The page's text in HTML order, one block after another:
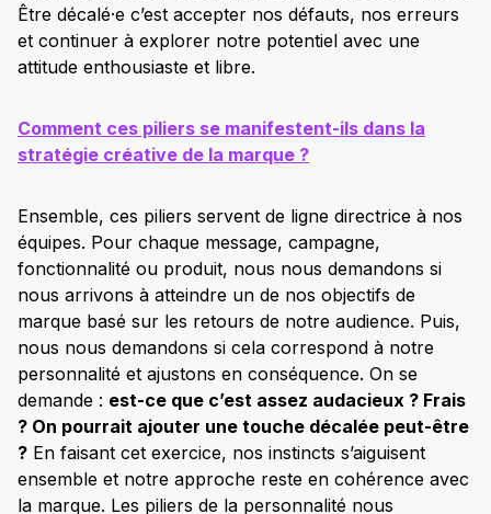
Être décalé·e c’est accepter nos défauts, nos erreurs
et continuer à explorer notre potentiel avec une
attitude enthousiaste et libre.
Comment ces piliers se manifestent-ils dans la
stratégie créative de la marque ?
Ensemble, ces piliers servent de ligne directrice à nos
équipes. Pour chaque message, campagne,
fonctionnalité ou produit, nous nous demandons si
nous arrivons à atteindre un de nos objectifs de
marque basé sur les retours de notre audience. Puis,
nous nous demandons si cela correspond à notre
personnalité et ajustons en conséquence. On se
demande : est-ce que c’est assez audacieux ? Frais
? On pourrait ajouter une touche décalée peut-être
? En faisant cet exercice, nos instincts s’aiguisent
ensemble et notre approche reste en cohérence avec
la marque. Les piliers de la personnalité nous